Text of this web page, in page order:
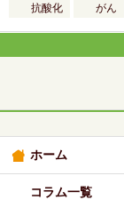
抗酸化 がん
ホーム
コラム一覧